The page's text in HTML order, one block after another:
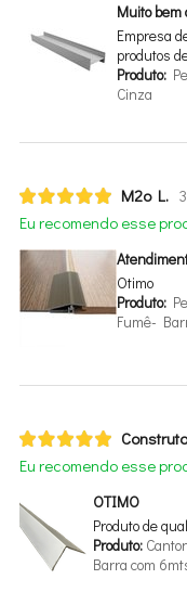
Muito bem
Empresa
produtos
Produto:
Cinza
M2o L.
Eu recomendo esse
Otimo
Produto:
Fumê-
Eu recomendo esse
OTIMO
Produto de
Produto:
Barra com